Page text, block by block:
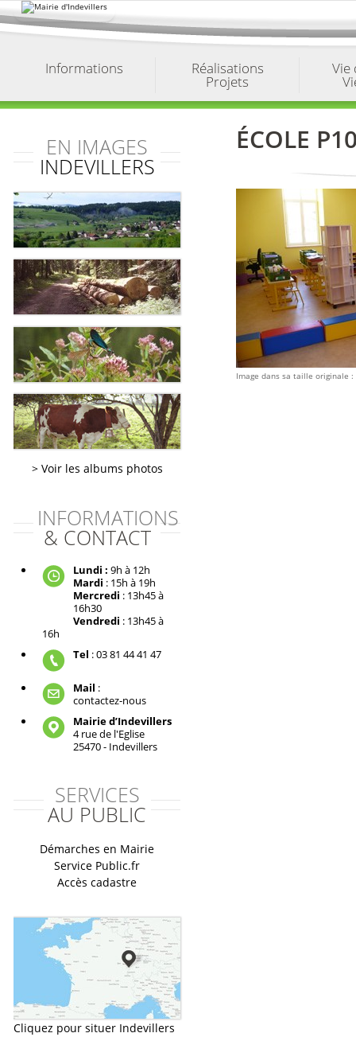
au
contenu.
Informations Réalisations
Projets
Vie
EN IMAGES
INDEVILLERS
Voir les albums photos
INFORMATIONS
& CONTACT
Lundi : 9h à 12h
Mardi : 15h à 19h
Mercredi : 13h45 à
16h30
Vendredi : 13h45 à
16h
Tel : 03 81 44 41 47
Mail :
contactez-nous
Mairie d’Indevillers
4 rue de l'Eglise
25470 - Indevillers
SERVICES
AU PUBLIC
Démarches en Mairie
Service Public.fr
Accès cadastre
Cliquez pour situer Indevillers
ÉCOLE
Image dans sa taille originale :